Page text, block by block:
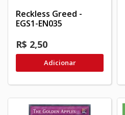
Reckless Greed -
EGS1-EN035
R$ 2,50
Adicionar